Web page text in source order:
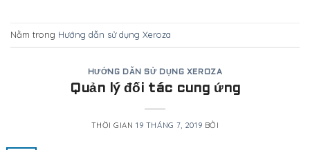
Nằm trong Hướng dẫn sử dụng Xeroza
HƯỚNG DẪN SỬ DỤNG XEROZA
Quản lý đối tác cung ứng
THỜI GIAN19 THÁNG 7, 2019 BỞI